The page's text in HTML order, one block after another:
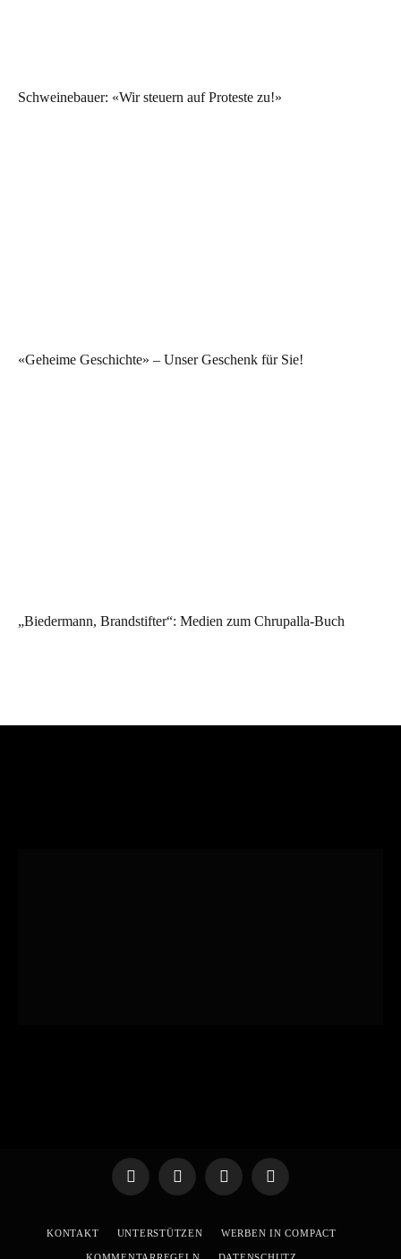
Schweinebauer: «Wir steuern auf Proteste zu!»
«Geheime Geschichte» – Unser Geschenk für Sie!
„Biedermann, Brandstifter“: Medien zum Chrupalla-Buch
TelegramWhatsApp
X
YouTube
KONTAKT UNTERSTÜTZEN WERBEN IN COMPACT
KOMMENTARREGELN DATENSCHUTZ